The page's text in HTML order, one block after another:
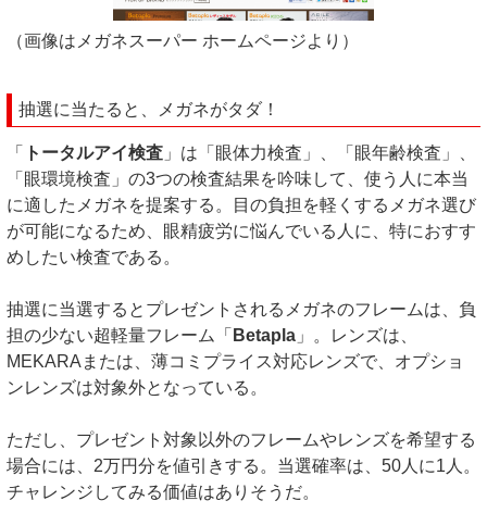
（画像はメガネスーパー ホームページより）
抽選に当たると、メガネがタダ！
「 トータルアイ検査 」は「眼体力検査」、「眼年齢検査」、
「眼環境検査」の3つの検査結果を吟味して、使う人に本当
に適したメガネを提案する。目の負担を軽くするメガネ選び
が可能になるため、眼精疲労に悩んでいる人に、特におすす
めしたい検査である。
抽選に当選するとプレゼントされるメガネのフレームは、負
担の少ない超軽量フレーム「 Betapla 」。レンズは、
MEKARAまたは、薄コミプライス対応レンズで、オプショ
ンレンズは対象外となっている。
ただし、プレゼント対象以外のフレームやレンズを希望する
場合には、2万円分を値引きする。当選確率は、50人に1人。
チャレンジしてみる価値はありそうだ。